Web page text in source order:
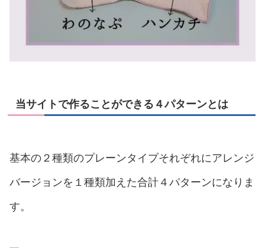
当サイトで作ることができる４パターンとは
基本の２種類のプレーンタイプそれぞれにアレンジ
バージョンを１種類加えた合計４パターンになりま
す。